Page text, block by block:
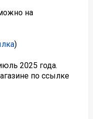
на
)
2025 года.
по ссылке